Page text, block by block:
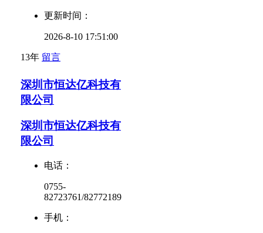
更新时间：
2026-8-10 17:51:00
13年 留言
深圳市恒达亿科技有
限公司
深圳市恒达亿科技有
限公司
电话：
0755-
82723761/82772189
手机：